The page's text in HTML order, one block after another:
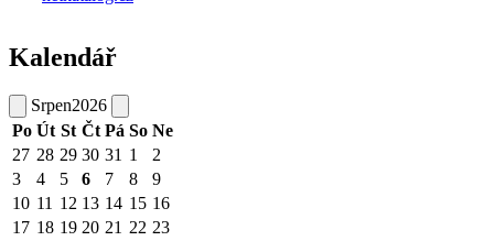
Kalendář
Srpen2026
Po Út St Čt Pá So Ne
27 28 29 30 31 1
2
3
4 5 6 7 8
9
10 11 12 13 14 15 16
17 18 19 20 21 22 23